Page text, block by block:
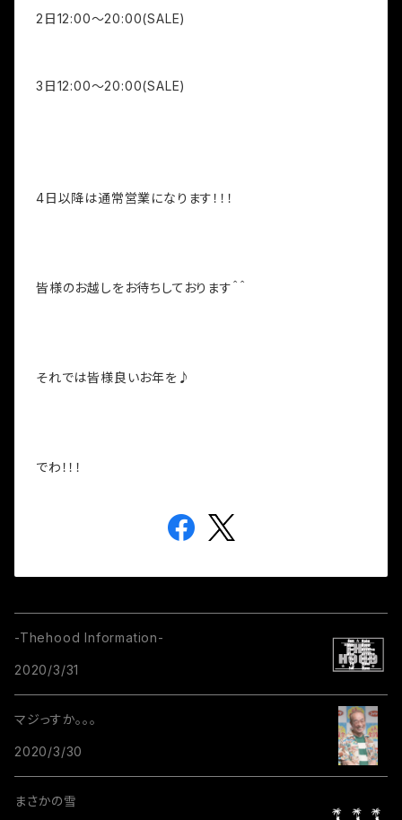
2日12:00～20:00(SALE)
3日12:00～20:00(SALE)
4日以降は通常営業になります！！！
皆様のお越しをお待ちしております＾＾
それでは皆様良いお年を♪
でわ！！！
-Thehood Information-
2020/3/31
マジっすか。。。
2020/3/30
まさかの雪